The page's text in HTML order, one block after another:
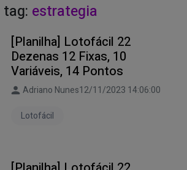
estrategia
[Planilha] Lotofácil 22
Dezenas 12 Fixas, 10
Variáveis, 14 Pontos
Adriano Nunes12/11/2023 14:06:00
Lotofácil